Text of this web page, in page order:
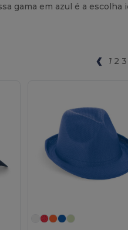
gama em azul é a escolha
1 2 3